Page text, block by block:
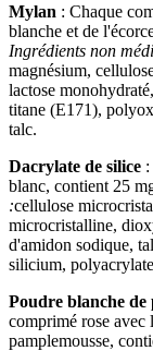
Mylan : Chaque
blanche et de
Ingrédients non
magnésium,
lactose
titane (E171),
talc.
Dacrylate de silice
blanc, contient 25
:cellulose
microcristalline,
d'amidon sodique,
silicium,
Poudre blanche de
comprimé rose avec
pamplemousse,